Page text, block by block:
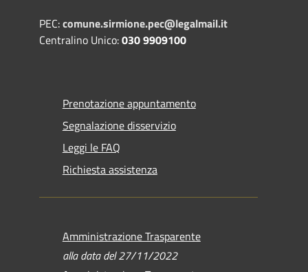
PEC:comune.sirmione.pec@legalmail.it
Centralino Unico:030 9909100
Prenotazione appuntamento
Segnalazione disservizio
Leggi le FAQ
Richiesta assistenza
Amministrazione Trasparente
alla data del 27/11/2022